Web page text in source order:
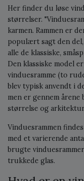
Her finder du løse
størrelser.
karmen. Rammen er
populært sagt den
alle de klassiske,
Den klassiske model
vinduesramme (to
blev typisk anvendt i
men er gennem
størrelse og
Vinduesrammen
med et varierende
brugte
trukkede glas.